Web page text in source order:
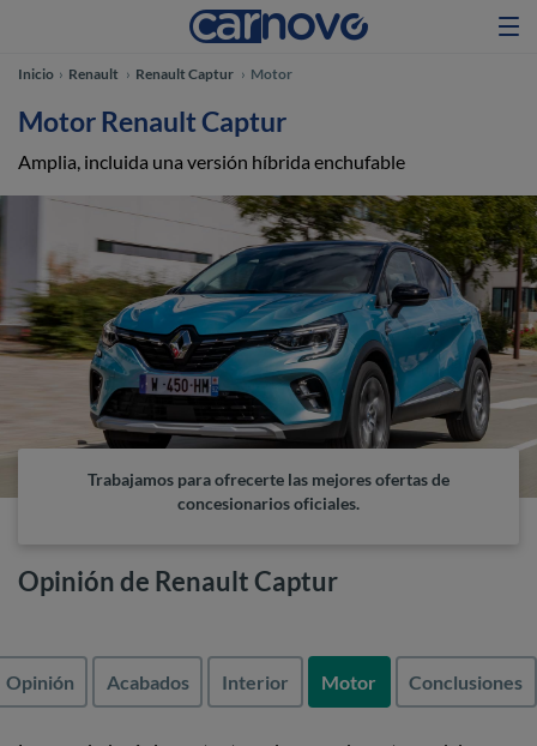
Inicio Renault Renault Captur Motor
Motor Renault Captur
Amplia, incluida una versión híbrida enchufable
Trabajamos para ofrecerte las mejores ofertas de
concesionarios oficiales.
Opinión de Renault Captur
Opinión Acabados Interior Motor Conclusiones